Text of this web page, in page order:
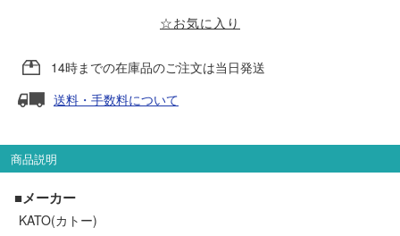
セール商品
走行エリア別 鉄道模型車両リスト
北海道・東北
☆お気に入り
14時までの在庫品のご注文は当日発送
送料・手数料について
商品説明
■メーカー
KATO(カトー)